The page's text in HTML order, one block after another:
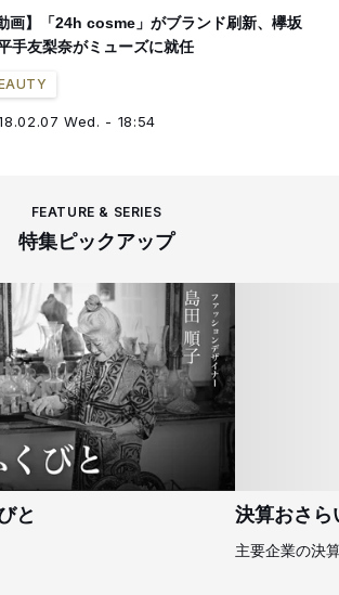
動画】「24h cosme」がブランド刷新、欅坂
手友梨奈がミューズに就任
Wed. - 18:54
FEATURE & SERIES
特集ピックアップ
と 決算おさら
主要企業の決